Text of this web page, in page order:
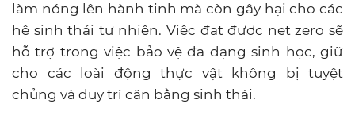
làm nóng lên hành tinh mà còn gây hại cho các
hệ sinh thái tự nhiên. Việc đạt được net zero sẽ
hỗ trợ trong việc bảo vệ đa dạng sinh học, giữ
cho các loài động thực vật không bị tuyệt
chủng và duy trì cân bằng sinh thái.